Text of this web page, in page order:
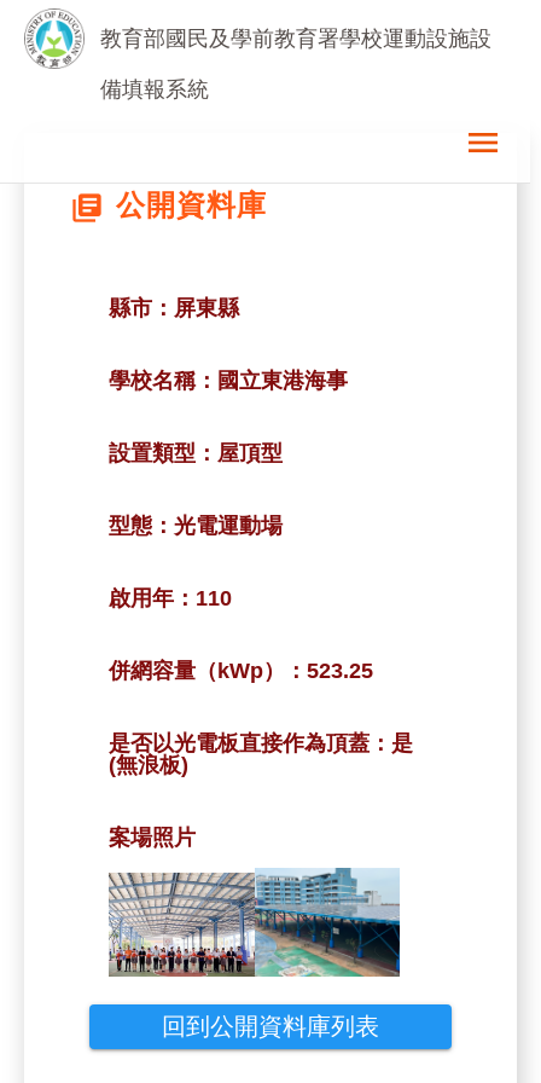
教育部國民及學前教育署學校運動設施設
備填報系統
menu
library_books 公開資料庫
縣市： 屏東縣
學校名稱： 國立東港海事
設置類型： 屋頂型
型態： 光電運動場
啟用年： 110
併網容量（kWp）： 523.25
是否以光電板直接作為頂蓋： 是
(無浪板)
案場照片